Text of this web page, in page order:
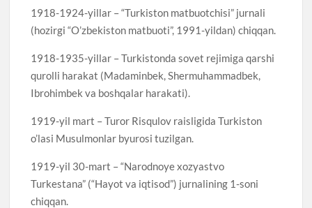
1918-1924-yillar – “Turkiston matbuotchisi” jurnali
(hozirgi “O’zbekiston matbuoti”, 1991-yildan) chiqqan.
1918-1935-yillar – Turkistonda sovet rejimiga qarshi
qurolli harakat (Madaminbek, Shermuhammadbek,
Ibrohimbek va boshqalar harakati).
1919-yil mart – Turor Risqulov raisligida Turkiston
o’lasi Musulmonlar byurosi tuzilgan.
1919-yil 30-mart – “Narodnoye xozyastvo
Turkestana” (“Hayot va iqtisod”) jurnalining 1-soni
chiqqan.